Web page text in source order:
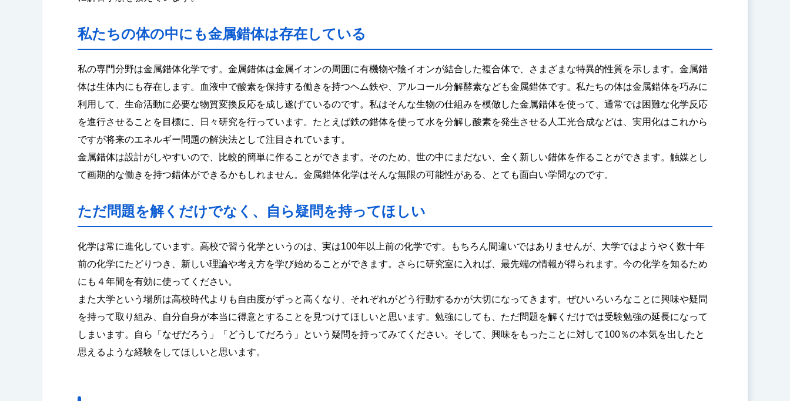
私たちの体の中にも金属錯体は存在している
私の専門分野は金属錯体化学です。金属錯体は金属イオンの周囲に有機物や陰イオンが結合した複合体で、さまざまな特異的性質を示します。金属錯
体は生体内にも存在します。血液中で酸素を保持する働きを持つヘム鉄や、アルコール分解酵素なども金属錯体です。私たちの体は金属錯体を巧みに
利用して、生命活動に必要な物質変換反応を成し遂げているのです。私はそんな生物の仕組みを模倣した金属錯体を使って、通常では困難な化学反応
を進行させることを目標に、日々研究を行っています。たとえば鉄の錯体を使って水を分解し酸素を発生させる人工光合成などは、実用化はこれから
ですが将来のエネルギー問題の解決法として注目されています。
金属錯体は設計がしやすいので、比較的簡単に作ることができます。そのため、世の中にまだない、全く新しい錯体を作ることができます。触媒とし
て画期的な働きを持つ錯体ができるかもしれません。金属錯体化学はそんな無限の可能性がある、とても面白い学問なのです。
ただ問題を解くだけでなく、自ら疑問を持ってほしい
化学は常に進化しています。高校で習う化学というのは、実は100年以上前の化学です。もちろん間違いではありませんが、大学ではようやく数十年
前の化学にたどりつき、新しい理論や考え方を学び始めることができます。さらに研究室に入れば、最先端の情報が得られます。今の化学を知るため
にも４年間を有効に使ってください。
また大学という場所は高校時代よりも自由度がずっと高くなり、それぞれがどう行動するかが大切になってきます。ぜひいろいろなことに興味や疑問
を持って取り組み、自分自身が本当に得意とすることを見つけてほしいと思います。勉強にしても、ただ問題を解くだけでは受験勉強の延長になって
しまいます。自ら「なぜだろう」「どうしてだろう」という疑問を持ってみてください。そして、興味をもったことに対して100％の本気を出したと
思えるような経験をしてほしいと思います。